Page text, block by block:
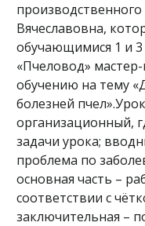
Вячеславовна,
обучающимися 1 и 3
«Пчеловод»
обучению на тему
болезней
организационный,
задачи урока;
проблема по
основная часть –
соответствии с
заключительная –